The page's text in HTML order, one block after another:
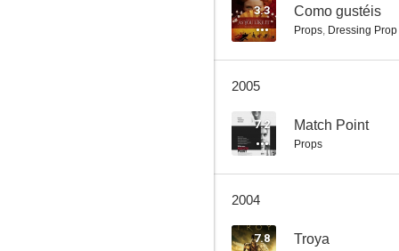
Los duelistas
3.3 Como gustéis
Props, Dressing Prop
2005
7.2 Match Point
Props
2004
7.8 Troya